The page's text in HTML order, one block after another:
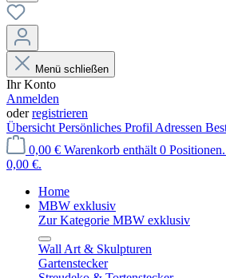
Menü schließen
Ihr Konto
Anmelden
oderregistrieren
Übersicht Persönliches Profil Adressen
0,00 € Warenkorb enthält 0
0,00 €.
Home
MBW exklusiv
Zur Kategorie MBW exklusiv
Wall Art & Skulpturen
Gartenstecker